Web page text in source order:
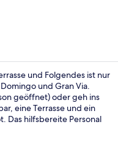
und Folgendes ist nur
und Gran Via.
geöffnet) oder geh ins
eine Terrasse und ein
Das hilfsbereite Personal
kurzen Fußmarsch